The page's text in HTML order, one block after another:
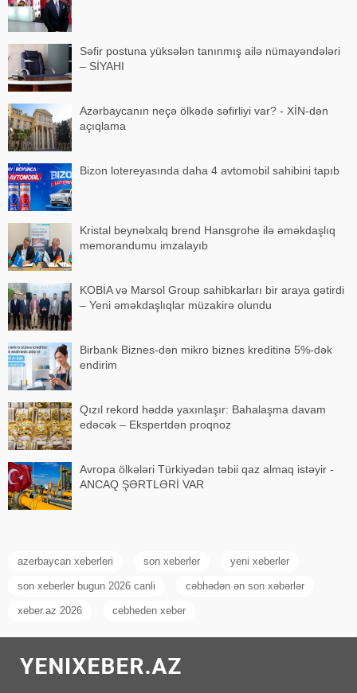
Səfir postuna yüksələn tanınmış ailə nümayəndələri
– SİYAHI
Azərbaycanın neçə ölkədə səfirliyi var? - XİN-dən
açıqlama
Bizon lotereyasında daha 4 avtomobil sahibini tapıb
Kristal beynəlxalq brend Hansgrohe ilə əməkdaşlıq
memorandumu imzalayıb
KOBİA və Marsol Group sahibkarları bir araya gətirdi
– Yeni əməkdaşlıqlar müzakirə olundu
Birbank Biznes-dən mikro biznes kreditinə 5%-dək
endirim
Qızıl rekord həddə yaxınlaşır: Bahalaşma davam
edəcək – Ekspertdən proqnoz
Avropa ölkələri Türkiyədən təbii qaz almaq istəyir -
ANCAQ ŞƏRTLƏRİ VAR
azerbaycan xeberleri son xeberler yeni xeberler
son xeberler bugun 2026 canli cəbhədən ən son xəbərlər
xeber.az 2026 cebheden xeber